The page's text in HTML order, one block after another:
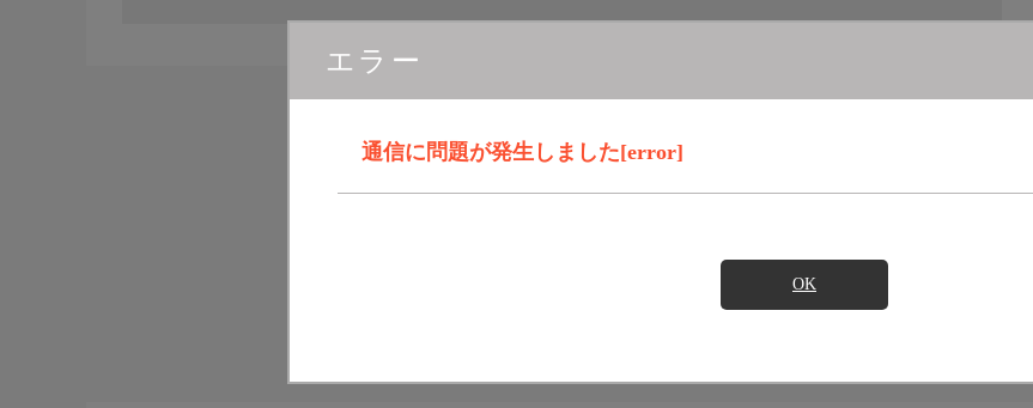
エラー
通信に問題が発生しました[error]
OK